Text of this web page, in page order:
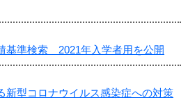
準検索 2021年入学者用を公開
新型コロナウイルス感染症への対策